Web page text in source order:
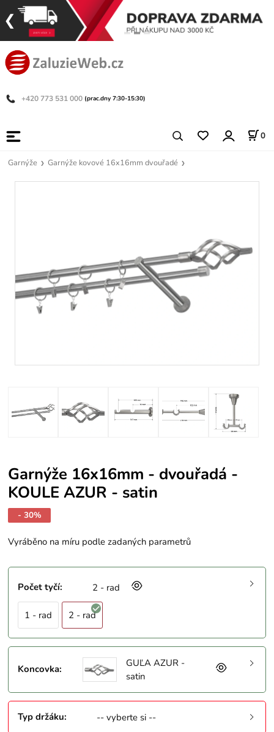
+420 773 531 000 (prac.dny 7:30-15:30)
0
Garnýže Garnýže kovové 16x16mm dvouřadé
Garnýže 16x16mm - dvouřadá -
KOULE AZUR - satin
- 30%
Vyráběno na míru podle zadaných parametrů
Počet tyčí: 2 - rad
1 - rad 2 - rad
Koncovka:
GUĽA AZUR -
satin
Typ držáku: -- vyberte si --